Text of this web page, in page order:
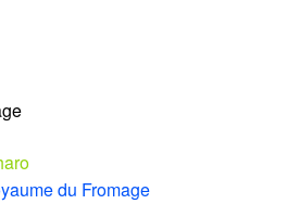
du Fromage